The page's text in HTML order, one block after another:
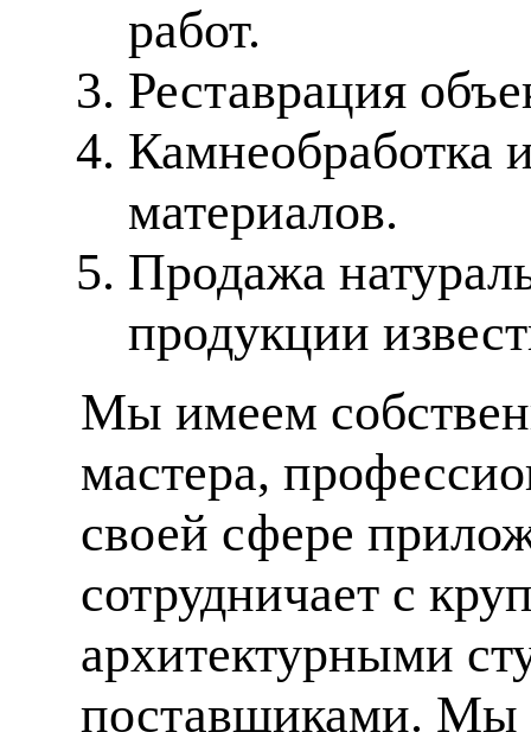
работ.
Реставрация
Камнеобработка
материалов.
Продажа
продукции
Мы имеем
мастера,
своей сфере
сотрудничает с
архитектурными
поставщиками. Мы